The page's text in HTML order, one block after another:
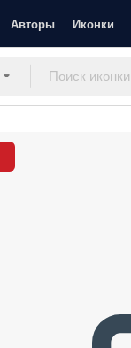
Авторы Иконки